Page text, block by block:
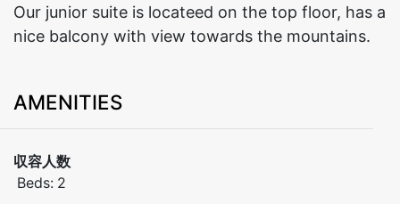
Our junior suite is locateed on the top floor, has a
AMENITIES
収容人数
Beds: 2